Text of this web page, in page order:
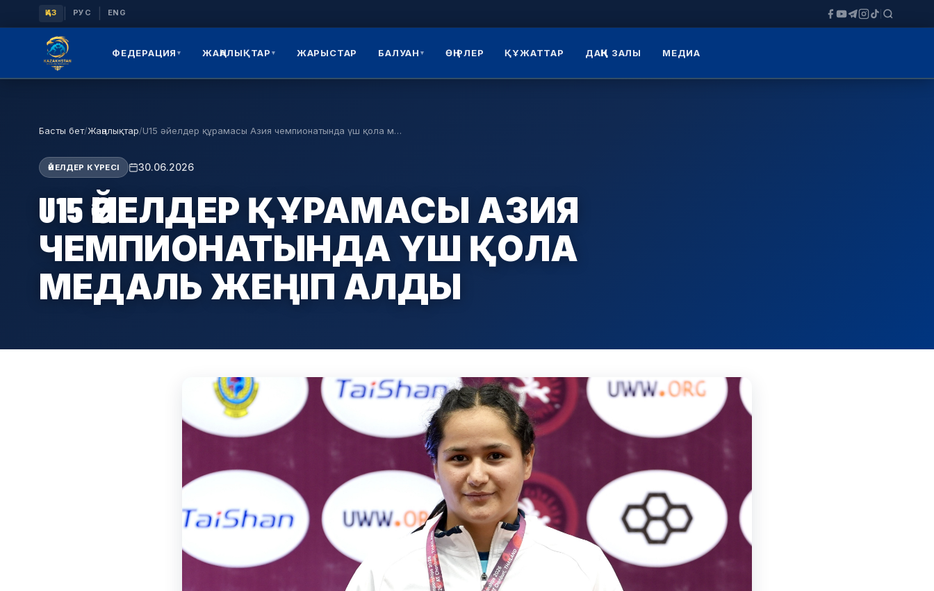
ҚАЗ РУС ENG
ФЕДЕРАЦИЯ ▾ ЖАҢАЛЫҚТАР ▾ ЖАРЫСТАР БАЛУАН ▾ ӨҢІРЛЕР ҚҰЖАТТАР ДАҢҚ ЗАЛЫ МЕДИА
Басты бет/Жаңалықтар/U15 әйелдер құрамасы Азия чемпионатында үш қола м…
ӘЙЕЛДЕР КҮРЕСІ 30.06.2026
U15 ӘЙЕЛДЕР ҚҰРАМАСЫ АЗИЯ
ЧЕМПИОНАТЫНДА ҮШ ҚОЛА
МЕДАЛЬ ЖЕҢІП АЛДЫ